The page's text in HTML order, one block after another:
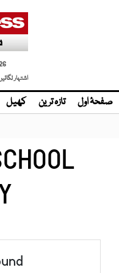
اشتہار
صفحۂ اول تازہ ترین کھیل